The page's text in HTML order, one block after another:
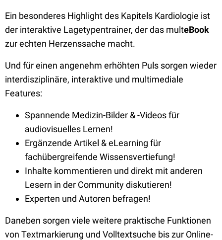
Ein besonderes Highlight des Kapitels Kardiologie ist
der interaktive Lagetypentrainer, der das multeBook
zur echten Herzenssache macht.
Und für einen angenehm erhöhten Puls sorgen wieder
interdisziplinäre, interaktive und multimediale
Features:
Spannende Medizin-Bilder & -Videos für
audiovisuelles Lernen!
Ergänzende Artikel & eLearning für
fachübergreifende Wissensvertiefung!
Inhalte kommentieren und direkt mit anderen
Lesern in der Community diskutieren!
Experten und Autoren befragen!
Daneben sorgen viele weitere praktische Funktionen
von Textmarkierung und Volltextsuche bis zur Online-